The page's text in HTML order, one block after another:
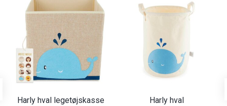
Harly hval legetøjskasse
Harly hval